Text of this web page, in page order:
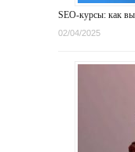
SEO-курсы: как
02/04/2025